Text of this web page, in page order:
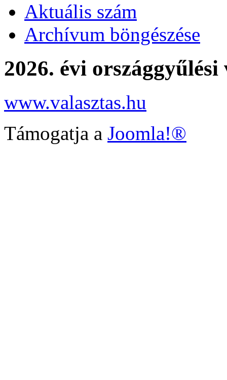
Aktuális szám
Archívum böngészése
2026. évi
www.valasztas.hu
Támogatja a Joomla!®